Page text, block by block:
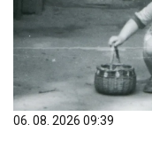
06. 08. 2026 09:39